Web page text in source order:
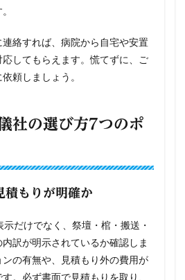
絡すれば、病院から自宅や安置
してもらえます。慌てずに、ご
頼しましょう。
社の選び方7つのポ
もりが明確か
示だけでなく、祭壇・棺・搬送・
訳が明示されているか確認しま
の有無や、見積もり外の費用が
。必ず書面で見積もりを取り、